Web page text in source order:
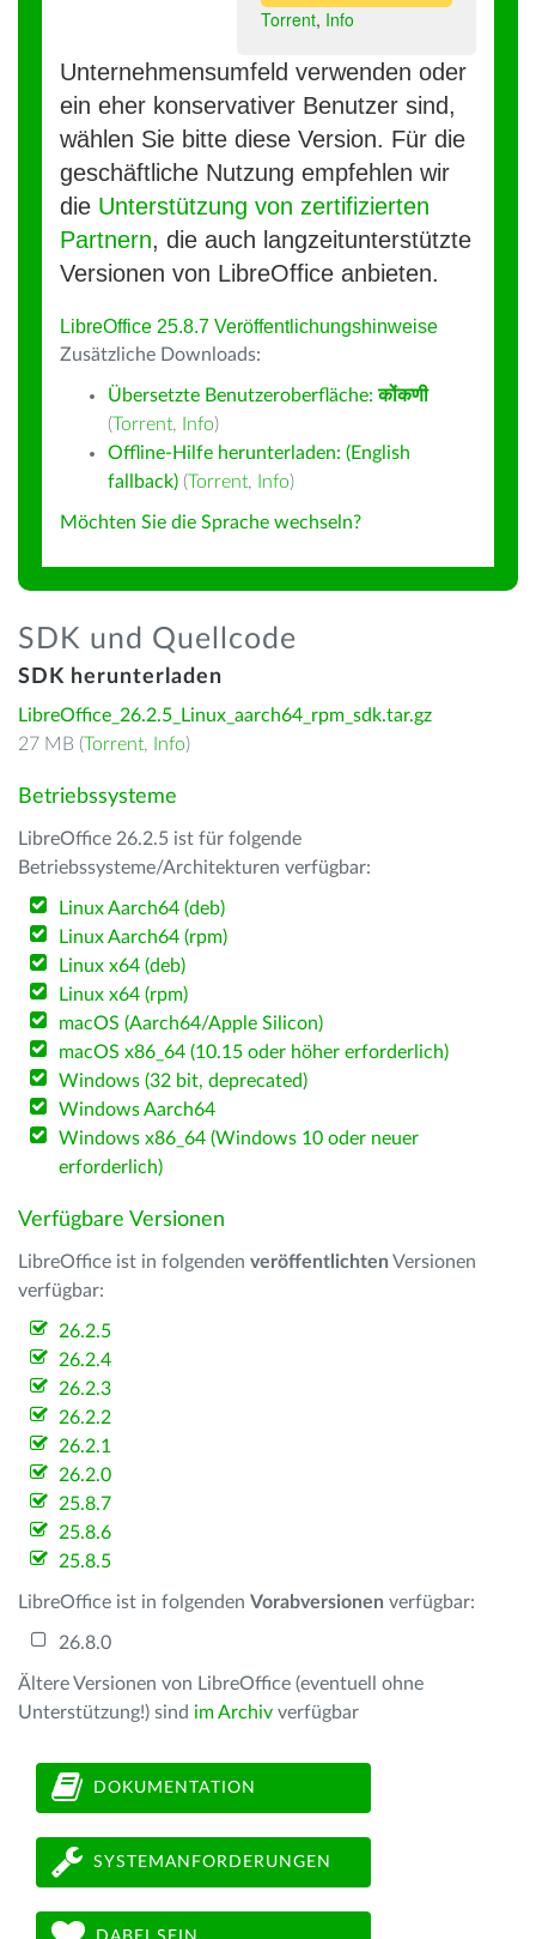
Torrent, Info
Unternehmensumfeld verwenden oder
ein eher konservativer Benutzer sind,
wählen Sie bitte diese Version. Für die
geschäftliche Nutzung empfehlen wir
die Unterstützung von zertifizierten
Partnern, die auch langzeitunterstützte
Versionen von LibreOffice anbieten.
LibreOffice 25.8.7 Veröffentlichungshinweise
Zusätzliche Downloads:
Übersetzte Benutzeroberfläche:कोंकणी
(Torrent, Info)
Offline-Hilfe herunterladen: (English
fallback) (Torrent, Info)
Möchten Sie die Sprache wechseln?
SDK und Quellcode
SDK herunterladen
LibreOffice_26.2.5_Linux_aarch64_rpm_sdk.tar.gz
27 MB (Torrent, Info)
Betriebssysteme
LibreOffice 26.2.5 ist für folgende
Betriebssysteme/Architekturen verfügbar:
Linux Aarch64 (deb)
Linux Aarch64 (rpm)
Linux x64 (deb)
Linux x64 (rpm)
macOS (Aarch64/Apple Silicon)
macOS x86_64 (10.15 oder höher erforderlich)
Windows (32 bit, deprecated)
Windows Aarch64
Windows x86_64 (Windows 10 oder neuer
erforderlich)
Verfügbare Versionen
LibreOffice ist in folgenden veröffentlichten Versionen
verfügbar:
26.2.5
26.2.4
26.2.3
26.2.2
26.2.1
26.2.0
25.8.7
25.8.6
25.8.5
LibreOffice ist in folgenden Vorabversionen verfügbar:
26.8.0
Ältere Versionen von LibreOffice (eventuell ohne
Unterstützung!) sind im Archiv verfügbar
DOKUMENTATION
SYSTEMANFORDERUNGEN